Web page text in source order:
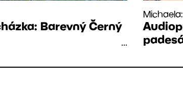
Barevný Černý
...
Michaela: